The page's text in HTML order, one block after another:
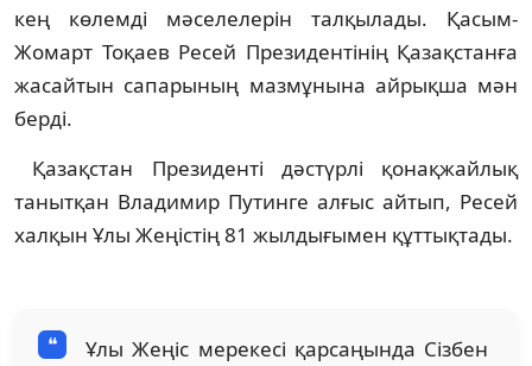
кең көлемді мәселелерін талқылады. Қасым-
Жомарт Тоқаев Ресей Президентінің Қазақстанға
жасайтын сапарының мазмұнына айрықша мән
берді.
Қазақстан Президенті дәстүрлі қонақжайлық
танытқан Владимир Путинге алғыс айтып, Ресей
халқын Ұлы Жеңістің 81 жылдығымен құттықтады.
Ұлы Жеңіс мерекесі қарсаңында Сізбен